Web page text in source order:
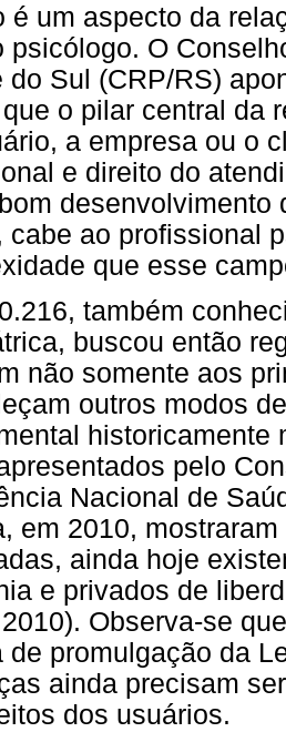
é um aspecto da
psicólogo. O
do Sul (CRP/RS)
o pilar central da
a empresa ou o
e direito do
cabe ao profissional
que esse
também
buscou então
não somente aos
outros modos
historicamente
pelo
Nacional de
em 2010,
ainda hoje
e privados de
Observa-se
de promulgação da
ainda precisam
dos usuários.